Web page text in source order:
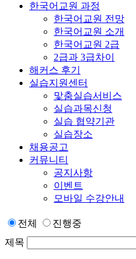
한국어교원 과정
한국어교원 전망
한국어교원 소개
한국어교원 2급
2급과 3급차이
해커스 후기
실습지원센터
맟춤실습서비스
실습과목신청
실습 협약기관
실습장소
채용공고
커뮤니티
공지사항
이벤트
모바일 수강안내
전체
진행중
제목